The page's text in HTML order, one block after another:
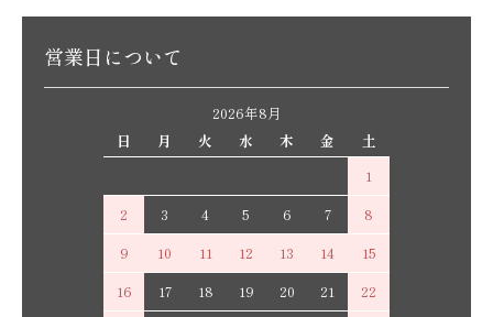
営業日について
2026年8月
日
月 火 水 木 金
土
1
2
3 4 5 6 7
8
9
10 11 12 13 14
15
16
17 18 19 20 21
22